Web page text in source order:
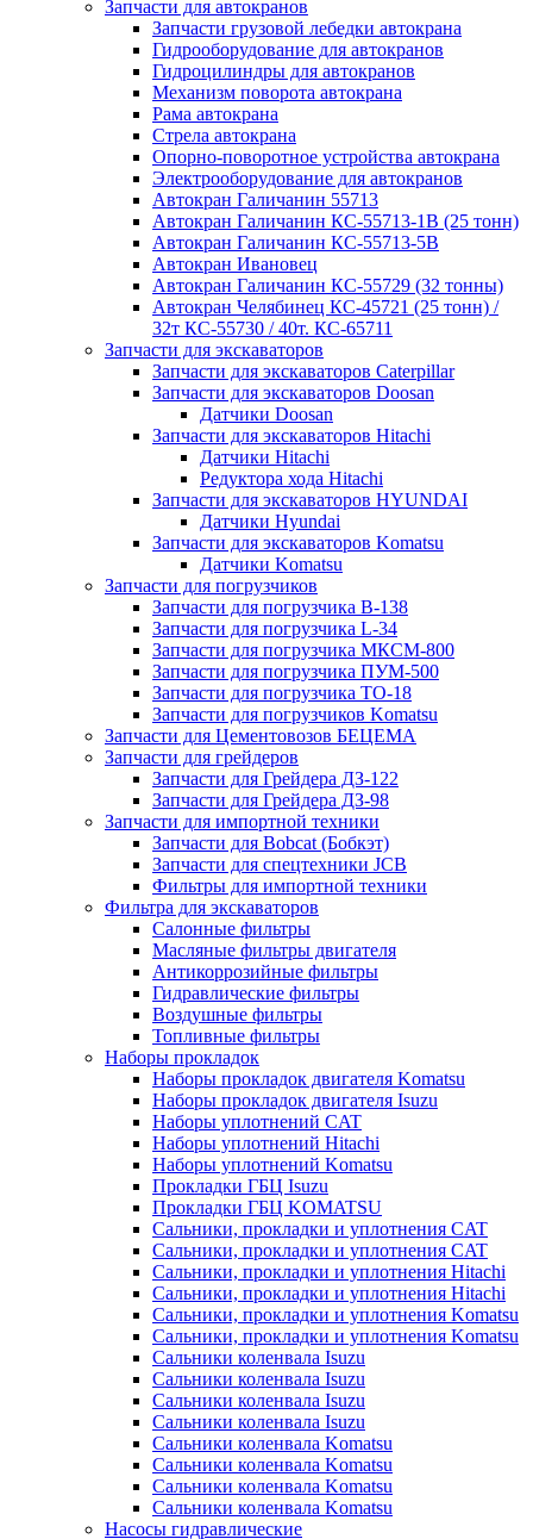
Запчасти для автокранов
Запчасти грузовой лебедки автокрана
Гидрооборудование для автокранов
Гидроцилиндры для автокранов
Механизм поворота автокрана
Рама автокрана
Стрела автокрана
Опорно-поворотное устройства автокрана
Электрооборудование для автокранов
Автокран Галичанин 55713
Автокран Галичанин КС-55713-1В (25 тонн)
Автокран Галичанин КС-55713-5В
Автокран Ивановец
Автокран Галичанин КС-55729 (32 тонны)
Автокран Челябинец КС-45721 (25 тонн) /
32т КС-55730 / 40т. КС-65711
Запчасти для экскаваторов
Запчасти для экскаваторов Caterpillar
Запчасти для экскаваторов Doosan
Датчики Doosan
Запчасти для экскаваторов Hitachi
Датчики Hitachi
Редуктора хода Hitachi
Запчасти для экскаваторов HYUNDAI
Датчики Hyundai
Запчасти для экскаваторов Komatsu
Датчики Komatsu
Запчасти для погрузчиков
Запчасти для погрузчика B-138
Запчасти для погрузчика L-34
Запчасти для погрузчика МКСМ-800
Запчасти для погрузчика ПУМ-500
Запчасти для погрузчика ТО-18
Запчасти для погрузчиков Komatsu
Запчасти для Цементовозов БЕЦЕМА
Запчасти для грейдеров
Запчасти для Грейдера ДЗ-122
Запчасти для Грейдера ДЗ-98
Запчасти для импортной техники
Запчасти для Bobcat (Бобкэт)
Запчасти для спецтехники JCB
Фильтры для импортной техники
Фильтра для экскаваторов
Салонные фильтры
Масляные фильтры двигателя
Антикоррозийные фильтры
Гидравлические фильтры
Воздушные фильтры
Топливные фильтры
Наборы прокладок
Наборы прокладок двигателя Komatsu
Наборы прокладок двигателя Isuzu
Наборы уплотнений CAT
Наборы уплотнений Hitachi
Наборы уплотнений Komatsu
Прокладки ГБЦ Isuzu
Прокладки ГБЦ KOMATSU
Сальники, прокладки и уплотнения CAT
Сальники, прокладки и уплотнения CAT
Сальники, прокладки и уплотнения Hitachi
Сальники, прокладки и уплотнения Hitachi
Сальники, прокладки и уплотнения Komatsu
Сальники, прокладки и уплотнения Komatsu
Сальники коленвала Isuzu
Сальники коленвала Isuzu
Сальники коленвала Isuzu
Сальники коленвала Isuzu
Сальники коленвала Komatsu
Сальники коленвала Komatsu
Сальники коленвала Komatsu
Сальники коленвала Komatsu
Насосы гидравлические